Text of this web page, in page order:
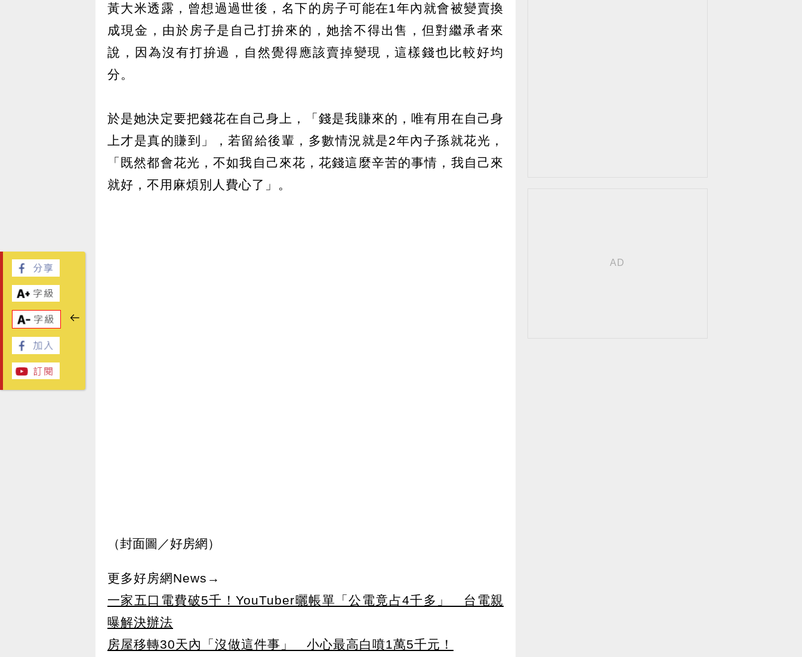
黃大米透露，曾想過過世後，名下的房子可能在1年內就會被變賣換
成現金，由於房子是自己打拚來的，她捨不得出售，但對繼承者來
說，因為沒有打拚過，自然覺得應該賣掉變現，這樣錢也比較好均
分。
於是她決定要把錢花在自己身上，「錢是我賺來的，唯有用在自己身
上才是真的賺到」，若留給後輩，多數情況就是2年內子孫就花光，
「既然都會花光，不如我自己來花，花錢這麼辛苦的事情，我自己來
就好，不用麻煩別人費心了」。
（封面圖／好房網）
更多好房網News→
一家五口電費破5千！YouTuber曬帳單「公電竟占4千多」 台電親
曝解決辦法
房屋移轉30天內「沒做這件事」 小心最高白噴1萬5千元！